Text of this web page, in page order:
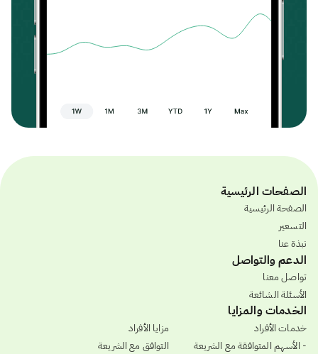
الصفحات الرئيسية
الصفحة الرئيسية
التسعير
نبذة عنا
الدعم والتواصل
تواصل معنا
الأسئلة الشائعة
الخدمات والمزايا
خدمات الأفراد
- الأسهم المتوافقة مع الشريعة
مزايا الأفراد
التوافق مع الشريعة